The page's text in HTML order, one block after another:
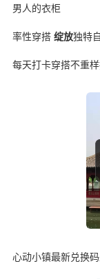
男人的衣柜
率性穿搭 绽放独特
每天打卡穿搭不重
心动小镇最新兑换码